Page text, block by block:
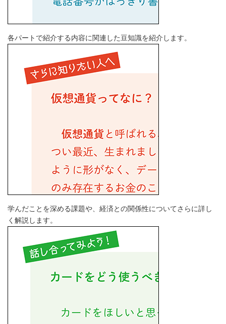
各パートで紹介する内容に関連した豆知識を紹介します。
学んだことを深める課題や、経済との関係性についてさらに詳し
く解説します。